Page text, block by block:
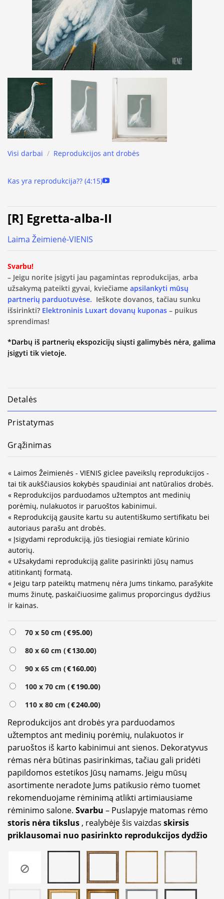
Visi darbai / Reprodukcijos ant drobės
Kas yra reprodukcija?? (4:15)
[R] Egretta-alba-II
Laima Žeimienė-VIENIS
Svarbu!
– Jeigu norite įsigyti jau pagamintas reprodukcijas, arba
užsakymą pateikti gyvai, kviečiame apsilankyti mūsų
partnerių parduotuvėse. Ieškote dovanos, tačiau sunku
išsirinkti? Elektroninis Luxart dovanų kuponas – puikus
sprendimas!
*Darbų iš partnerių ekspozicijų siųsti galimybės nėra, galima
įsigyti tik vietoje.
Detalės
Pristatymas
Grąžinimas
« Laimos Žeimienės - VIENIS giclee paveikslų reprodukcijos -
tai tik aukščiausios kokybės spaudiniai ant natūralios drobės.
« Reprodukcijos parduodamos užtemptos ant medinių
porėmių, nulakuotos ir paruoštos kabinimui.
« Reprodukciją gausite kartu su autentiškumo sertifikatu bei
autoriaus parašu ant drobės.
« Įsigydami reprodukciją, jūs tiesiogiai remiate kūrinio
autorių.
« Užsakydami reprodukciją galite pasirinkti jūsų namus
atitinkantį formatą.
« Jeigu tarp pateiktų matmenų nėra Jums tinkamo, parašykite
mums žinutę, paskaičiuosime galimus proporcingus dydžius
ir kainas.
70 x 50 cm (€95.00)
80 x 60 cm (€130.00)
90 x 65 cm (€160.00)
100 x 70 cm (€190.00)
110 x 80 cm (€240.00)
Reprodukcijos ant drobės yra parduodamos
užtemptos ant medinių porėmių, nulakuotos ir
paruoštos iš karto kabinimui ant sienos. Dekoratyvus
rėmas nėra būtinas pasirinkimas, tačiau gali pridėti
papildomos estetikos Jūsų namams. Jeigu mūsų
asortimente neradote Jums patikusio rėmo tuomet
rekomenduojame rėminimą atlikti artimiausiame
rėminimo salone. Svarbu – Puslapyje matomas rėmo
storis nėra tikslus , realybėje šis vaizdas skirsis
priklausomai nuo pasirinkto reprodukcijos dydžio
Alternative: